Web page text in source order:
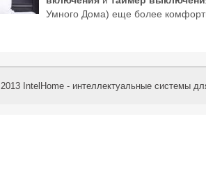
Умного Дома) еще более
IntelHome - интеллектуальные системы